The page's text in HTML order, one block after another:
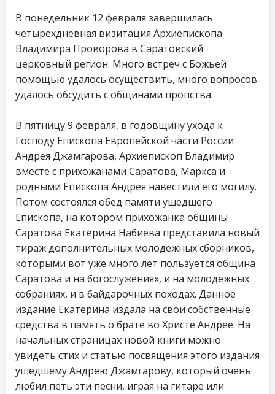
В понедельник 12 февраля завершилась
четырехдневная визитация Архиепископа
Владимира Проворова в Саратовский
церковный регион. Много встреч с Божьей
помощью удалось осуществить, много вопросов
удалось обсудить с общинами пропства.
В пятницу 9 февраля, в годовщину ухода к
Господу Епископа Европейской части России
Андрея Джамгарова, Архиепископ Владимир
вместе с прихожанами Саратова, Маркса и
родными Епископа Андрея навестили его могилу.
Потом состоялся обед памяти ушедшего
Епископа, на котором прихожанка общины
Саратова Екатерина Набиева представила новый
тираж дополнительных молодежных сборников,
которыми вот уже много лет пользуется община
Саратова и на богослужениях, и на молодежных
собраниях, и в байдарочных походах. Данное
издание Екатерина издала на свои собственные
средства в память о брате во Христе Андрее. На
начальных страницах новой книги можно
увидеть стих и статью посвящения этого издания
ушедшему Андрею Джамгарову, который очень
любил петь эти песни, играя на гитаре или